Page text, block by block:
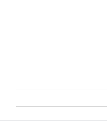
Kontakt Sitemap